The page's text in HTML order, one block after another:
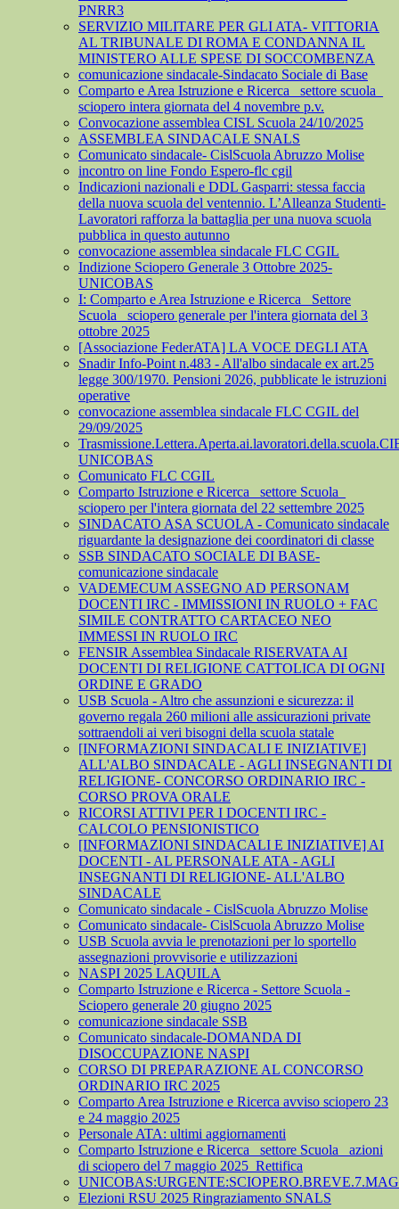
PNRR3
SERVIZIO MILITARE PER GLI ATA- VITTORIA
AL TRIBUNALE DI ROMA E CONDANNA IL
MINISTERO ALLE SPESE DI SOCCOMBENZA
comunicazione sindacale-Sindacato Sociale di Base
Comparto e Area Istruzione e Ricerca_ settore scuola_
sciopero intera giornata del 4 novembre p.v.
Convocazione assemblea CISL Scuola 24/10/2025
ASSEMBLEA SINDACALE SNALS
Comunicato sindacale- CislScuola Abruzzo Molise
incontro on line Fondo Espero-flc cgil
Indicazioni nazionali e DDL Gasparri: stessa faccia
della nuova scuola del ventennio. L’Alleanza Studenti-
Lavoratori rafforza la battaglia per una nuova scuola
pubblica in questo autunno
convocazione assemblea sindacale FLC CGIL
Indizione Sciopero Generale 3 Ottobre 2025-
UNICOBAS
I: Comparto e Area Istruzione e Ricerca_ Settore
Scuola_ sciopero generale per l'intera giornata del 3
ottobre 2025
[Associazione FederATA] LA VOCE DEGLI ATA
Snadir Info-Point n.483 - All'albo sindacale ex art.25
legge 300/1970. Pensioni 2026, pubblicate le istruzioni
operative
convocazione assemblea sindacale FLC CGIL del
29/09/2025
UNICOBAS
Comunicato FLC CGIL
Comparto Istruzione e Ricerca_ settore Scuola_
sciopero per l'intera giornata del 22 settembre 2025
SINDACATO ASA SCUOLA - Comunicato sindacale
riguardante la designazione dei coordinatori di classe
SSB SINDACATO SOCIALE DI BASE-
comunicazione sindacale
VADEMECUM ASSEGNO AD PERSONAM
DOCENTI IRC - IMMISSIONI IN RUOLO + FAC
SIMILE CONTRATTO CARTACEO NEO
IMMESSI IN RUOLO IRC
FENSIR Assemblea Sindacale RISERVATA AI
DOCENTI DI RELIGIONE CATTOLICA DI OGNI
ORDINE E GRADO
USB Scuola - Altro che assunzioni e sicurezza: il
governo regala 260 milioni alle assicurazioni private
sottraendoli ai veri bisogni della scuola statale
[INFORMAZIONI SINDACALI E INIZIATIVE]
ALL'ALBO SINDACALE - AGLI INSEGNANTI DI
RELIGIONE- CONCORSO ORDINARIO IRC -
CORSO PROVA ORALE
RICORSI ATTIVI PER I DOCENTI IRC -
CALCOLO PENSIONISTICO
[INFORMAZIONI SINDACALI E INIZIATIVE] AI
DOCENTI - AL PERSONALE ATA - AGLI
INSEGNANTI DI RELIGIONE- ALL'ALBO
SINDACALE
Comunicato sindacale - CislScuola Abruzzo Molise
Comunicato sindacale- CislScuola Abruzzo Molise
USB Scuola avvia le prenotazioni per lo sportello
assegnazioni provvisorie e utilizzazioni
NASPI 2025 LAQUILA
Comparto Istruzione e Ricerca - Settore Scuola -
Sciopero generale 20 giugno 2025
comunicazione sindacale SSB
Comunicato sindacale-DOMANDA DI
DISOCCUPAZIONE NASPI
CORSO DI PREPARAZIONE AL CONCORSO
ORDINARIO IRC 2025
Comparto Area Istruzione e Ricerca avviso sciopero 23
e 24 maggio 2025
Personale ATA: ultimi aggiornamenti
Comparto Istruzione e Ricerca_ settore Scuola_ azioni
di sciopero del 7 maggio 2025_Rettifica
Elezioni RSU 2025 Ringraziamento SNALS